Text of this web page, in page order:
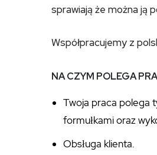
sprawiają że można ją
Współpracujemy z
NA CZYM POLEGA
Twoja praca polega
formułkami oraz
Obsługa klienta.